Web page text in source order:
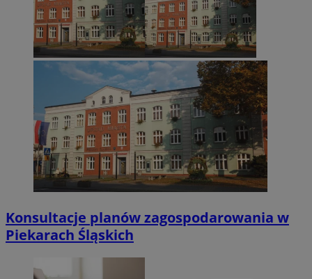
Konsultacje planów zagospodarowania w
Piekarach Śląskich